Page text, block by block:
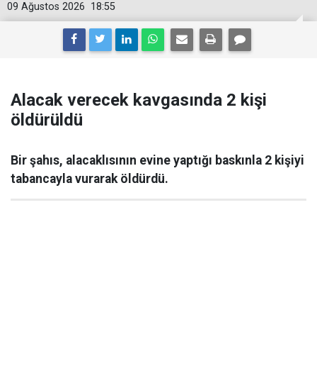
18:55
09 Ağustos 2026
Alacak verecek kavgasında 2 kişi
öldürüldü
Bir şahıs, alacaklısının evine yaptığı baskınla 2 kişiyi
tabancayla vurarak öldürdü.